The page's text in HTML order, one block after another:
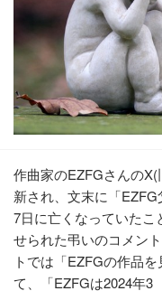
作曲家のEZFGさんの
新され、文末に「
7日に亡くなっていた
せられた弔いのコメン
トでは「EZFGの作品
て、「EZFGは2024年3